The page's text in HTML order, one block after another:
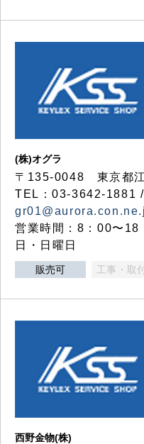
(株)オグラ
〒135-0048 東京都
TEL：03-3642-1881
営業時間：8：00〜18
日・日曜日
販売可 工事・取
西野金物(株)